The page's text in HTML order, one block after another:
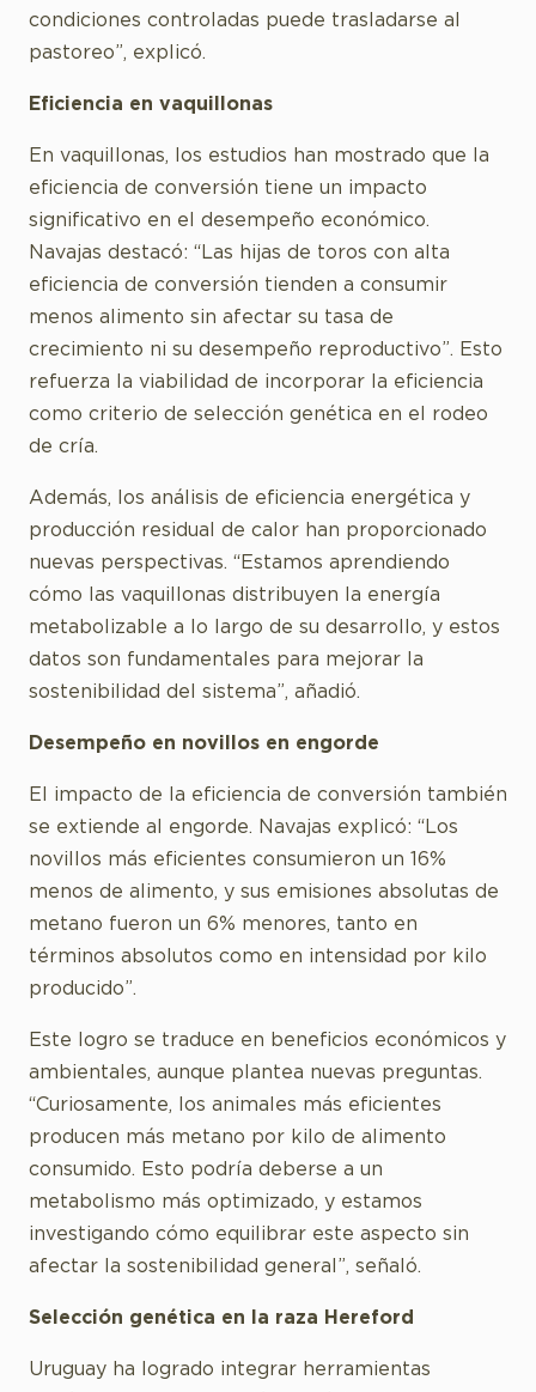
condiciones controladas puede trasladarse al
pastoreo”, explicó.
Eficiencia en vaquillonas
En vaquillonas, los estudios han mostrado que la
eficiencia de conversión tiene un impacto
significativo en el desempeño económico.
Navajas destacó: “Las hijas de toros con alta
eficiencia de conversión tienden a consumir
menos alimento sin afectar su tasa de
crecimiento ni su desempeño reproductivo”. Esto
refuerza la viabilidad de incorporar la eficiencia
como criterio de selección genética en el rodeo
de cría.
Además, los análisis de eficiencia energética y
producción residual de calor han proporcionado
nuevas perspectivas. “Estamos aprendiendo
cómo las vaquillonas distribuyen la energía
metabolizable a lo largo de su desarrollo, y estos
datos son fundamentales para mejorar la
sostenibilidad del sistema”, añadió.
Desempeño en novillos en engorde
El impacto de la eficiencia de conversión también
se extiende al engorde. Navajas explicó: “Los
novillos más eficientes consumieron un 16%
menos de alimento, y sus emisiones absolutas de
metano fueron un 6% menores, tanto en
términos absolutos como en intensidad por kilo
producido”.
Este logro se traduce en beneficios económicos y
ambientales, aunque plantea nuevas preguntas.
“Curiosamente, los animales más eficientes
producen más metano por kilo de alimento
consumido. Esto podría deberse a un
metabolismo más optimizado, y estamos
investigando cómo equilibrar este aspecto sin
afectar la sostenibilidad general”, señaló.
Selección genética en la raza Hereford
Uruguay ha logrado integrar herramientas